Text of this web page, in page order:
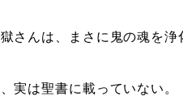
さんは、まさに鬼の魂を浄
実は聖書に載っていない。